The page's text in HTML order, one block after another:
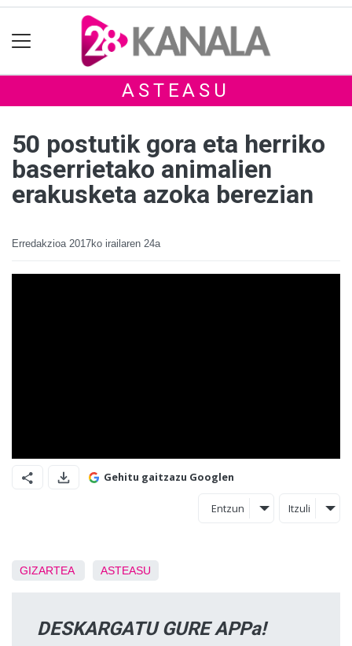
ASTEASU
50 postutik gora eta herriko
baserrietako animalien
erakusketa azoka berezian
Erredakzioa 2017ko irailaren 24a
Gehitu gaitzazu Googlen
Entzun Itzuli
GIZARTEA ASTEASU
DESKARGATU GURE APPa!